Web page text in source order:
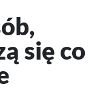
się co